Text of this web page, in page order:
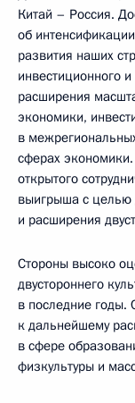
Китай – Россия.
об
развития наших
инвестиционного
расширения
экономики,
в
сферах
открытого
выигрыша с целью
и расширения
Стороны высоко
двустороннего
в последние годы.
к дальнейшему
в сфере
физкультуры и